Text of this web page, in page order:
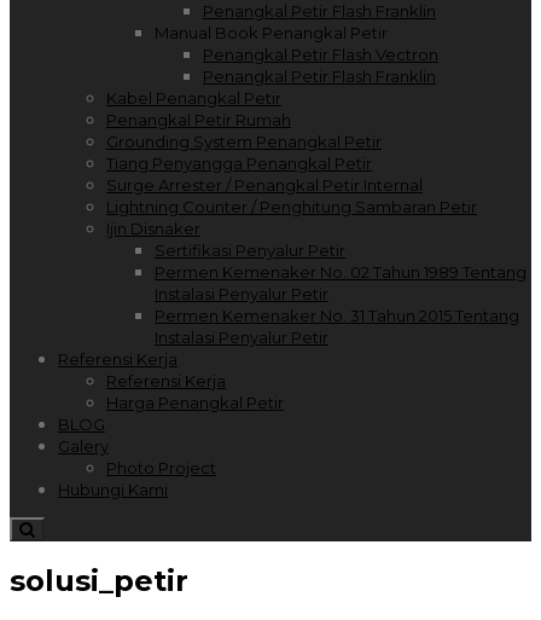
Penangkal Petir Flash Franklin
Manual Book Penangkal Petir
Penangkal Petir Flash Vectron
Penangkal Petir Flash Franklin
Kabel Penangkal Petir
Penangkal Petir Rumah
Grounding System Penangkal Petir
Tiang Penyangga Penangkal Petir
Surge Arrester / Penangkal Petir Internal
Lightning Counter / Penghitung Sambaran Petir
Ijin Disnaker
Sertifikasi Penyalur Petir
Permen Kemenaker No. 02 Tahun 1989 Tentang
Instalasi Penyalur Petir
Permen Kemenaker No. 31 Tahun 2015 Tentang
Instalasi Penyalur Petir
Referensi Kerja
Referensi Kerja
Harga Penangkal Petir
BLOG
Galery
Photo Project
Hubungi Kami
solusi_petir